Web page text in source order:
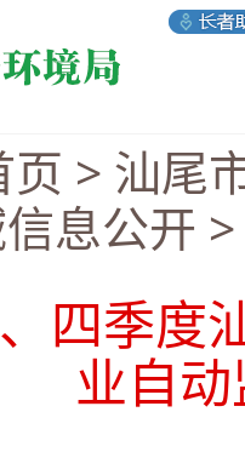
页 > 汕尾
息公开
四季度
业自